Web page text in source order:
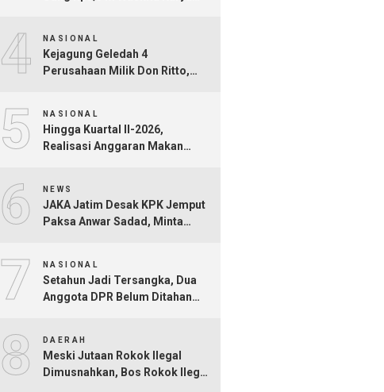
4 NASIONAL
Kejagung Geledah 4
Perusahaan Milik Don Ritto,
5 NASIONAL
Hingga Kuartal II-2026,
Realisasi Anggaran Makan
6 NEWS
JAKA Jatim Desak KPK Jemput
Paksa Anwar Sadad, Minta
7 NASIONAL
Setahun Jadi Tersangka, Dua
Anggota DPR Belum Ditahan
8 DAERAH
Meski Jutaan Rokok Ilegal
Dimusnahkan, Bos Rokok Ilegal